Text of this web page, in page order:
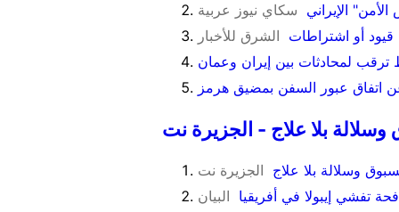
الإيراني سكاي نيوز عربية
أو اشتراطات الشرق للأخبار
لمحادثات بين إيران وعمان
اتفاق عبور السفن بمضيق هرمز
بلا علاج - الجزيرة نت
وسلالة بلا علاج الجزيرة نت
البيان